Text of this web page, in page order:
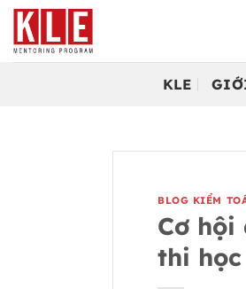
Bỏ
qua
nội
KLE
BLOG KIỂM
Cơ
thi